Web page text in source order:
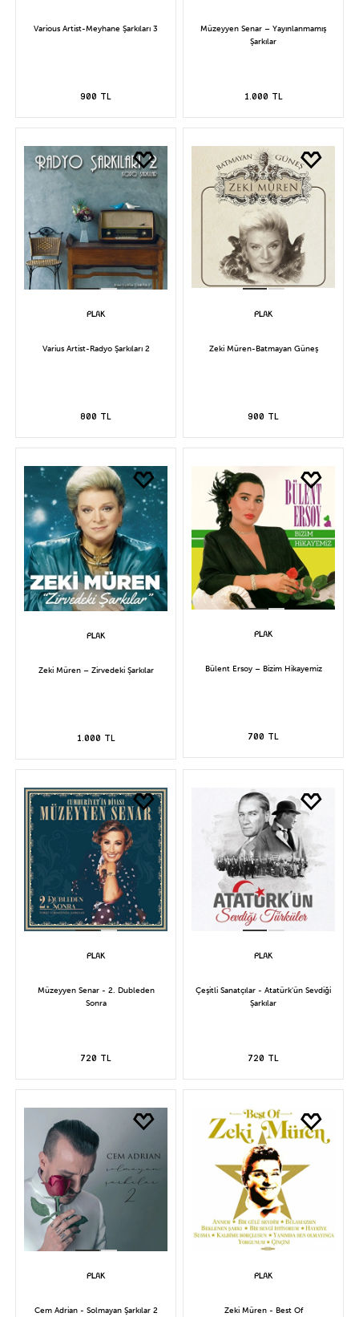
Various Artist-Meyhane Şarkıları 3
900 TL
Müzeyyen Senar – Yayınlanmamış
Şarkılar
1.000 TL
Varius Artist-Radyo Şarkıları 2
800 TL
Zeki Müren-Batmayan Güneş
900 TL
Zeki Müren – Zirvedeki Şarkılar
1.000 TL
Bülent Ersoy – Bizim Hikayemiz
700 TL
Müzeyyen Senar - 2. Dubleden
Sonra
720 TL
Çeşitli Sanatçılar - Atatürk'ün Sevdiği
Şarkılar
720 TL
Cem Adrian - Solmayan Şarkılar 2 Zeki Müren - Best Of